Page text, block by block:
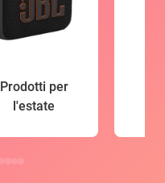
Prodotti per
l'estate